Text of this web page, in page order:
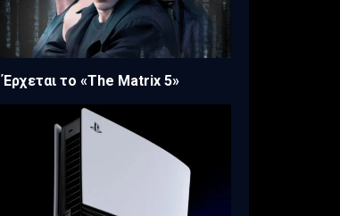
Έρχεται το «The Matrix 5»